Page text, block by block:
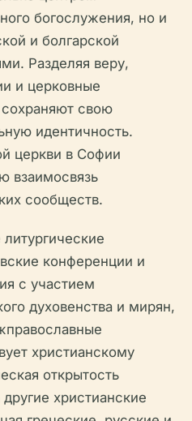
богослужения, но и
и болгарской
Разделяя веру,
и церковные
сохраняют свою
идентичность.
церкви в Софии
взаимосвязь
сообществ.
конференции и
с участием
духовенства и мирян,
христианскому
открытость
христианские